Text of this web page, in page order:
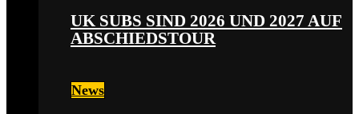
UK SUBS SIND 2026 UND 2027 AUF
ABSCHIEDSTOUR
News